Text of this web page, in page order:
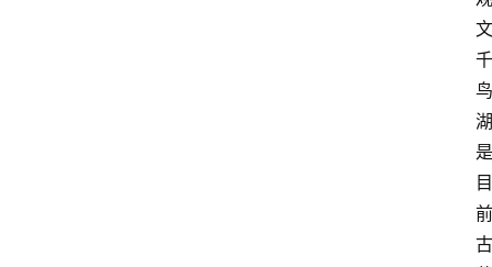
文
千
鸟
湖
是
目
前
古